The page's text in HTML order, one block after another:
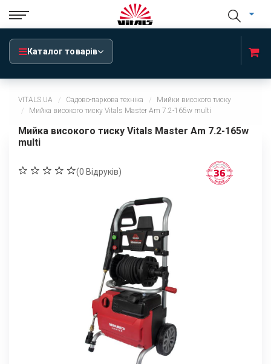
Каталог товарів
VITALS.UA Садово-паркова техніка
Мийки високого тиску
Мийка високого тиску Vitals Master Am 7.2-165w multi
Мийка високого тиску Vitals Master Am 7.2-165w
multi
(0 Відруків)